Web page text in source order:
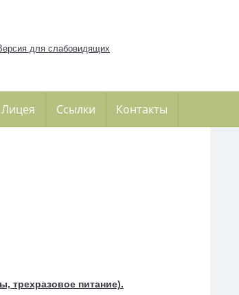
для слабовидящих
Ссылки Контакты
трехразовое питание).